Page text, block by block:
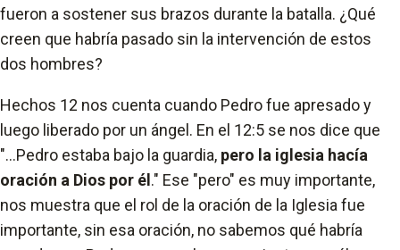
fueron a sostener sus brazos durante la batalla. ¿Qué
creen que habría pasado sin la intervención de estos
dos hombres?
Hechos 12 nos cuenta cuando Pedro fue apresado y
luego liberado por un ángel. En el 12:5 se nos dice que
"...Pedro estaba bajo la guardia, pero la iglesia hacía
oración a Dios por él ." Ese "pero" es muy importante,
nos muestra que el rol de la oración de la Iglesia fue
importante, sin esa oración, no sabemos qué habría